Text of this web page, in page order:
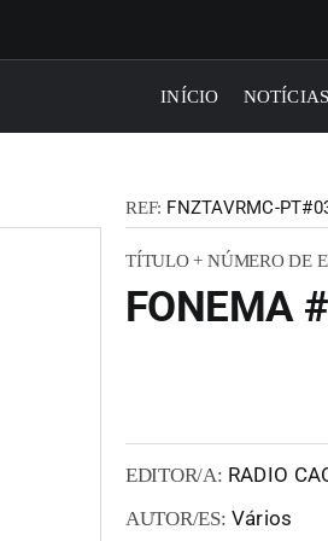
INÍCIO NOTÍCIAS
REF: FNZTAVRMC-
TÍTULO + NÚMERO DE
FONEMA
EDITOR/A: RADIO
AUTOR/ES: Vários